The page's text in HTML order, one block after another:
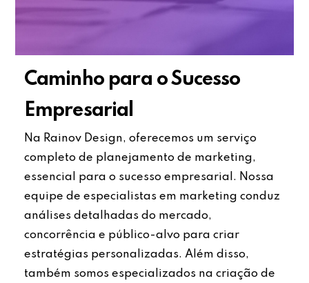
Caminho para o Sucesso
Empresarial
Na Rainov Design, oferecemos um serviço
completo de planejamento de marketing,
essencial para o sucesso empresarial. Nossa
equipe de especialistas em marketing conduz
análises detalhadas do mercado,
concorrência e público-alvo para criar
estratégias personalizadas. Além disso,
também somos especializados na criação de